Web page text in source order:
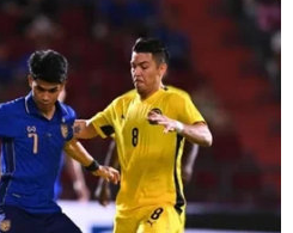
tại châu Âu nghiêm